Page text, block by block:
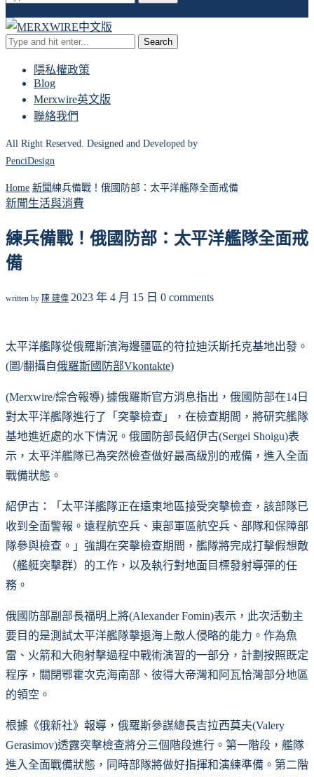
Search
隱私權政策
Blog
Merxwire英文版
聯絡我們
All Right Reserved. Designed and Developed by
PenciDesign
Home 新聞練兵備戰！俄國防部：太平洋艦隊全面戒備
新聞生活與消費
練兵備戰！俄國防部：太平洋艦隊全面戒
備
written by 陳 建偉 2023 年 4 月 15 日 0 comments
太平洋艦隊從俄羅斯濱海邊疆區的符拉迪沃斯托克基地出發。
(圖/翻攝自俄羅斯國防部Vkontakte)
(Merxwire/綜合報導) 據俄羅斯官方消息指出，俄國防部在14日
對太平洋艦隊進行了「突擊檢查」，在檢查期間，將研究艦隊
基地進近處的水下情況。俄國防部長紹伊古(Sergei Shoigu)表
示，太平洋艦隊已為突然檢查做好最高級別的戒備，進入全面
戰備狀態。
紹伊古：「太平洋艦隊正在遠東地區接受突擊檢查，該部隊已
收到全面警報。遠程航空兵、東部軍區航空兵、部隊和保障部
隊參與檢查。」強調在突擊檢查期間，艦隊將完成打擊假想敵
（艦艇突擊群）的工作，以及執行對地面目標發射導彈的任
務。
俄國防部副部長福明上將(Alexander Fomin)表示，此次活動主
要目的是測試太平洋艦隊擊退海上敵人侵略的能力。作為魚
雷、火箭和大砲射擊過程中戰術演習的一部分，計劃按照既定
程序，關閉鄂霍次克海南部、彼得大帝灣和阿瓦恰灣部分地區
的領空。
根據《俄新社》報導，俄羅斯參謀總長吉拉西莫夫(Valery
Gerasimov)透露突擊檢查將分三個階段進行。第一階段，艦隊
進入全面戰備狀態，同時部隊將做好指揮和演練準備。第二階